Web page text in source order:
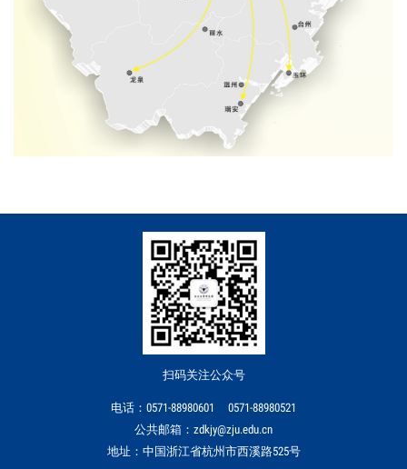
扫码关注公众号
电话：0571-88980601 0571-88980521
公共邮箱：zdkjy@zju.edu.cn
地址：中国浙江省杭州市西溪路525号